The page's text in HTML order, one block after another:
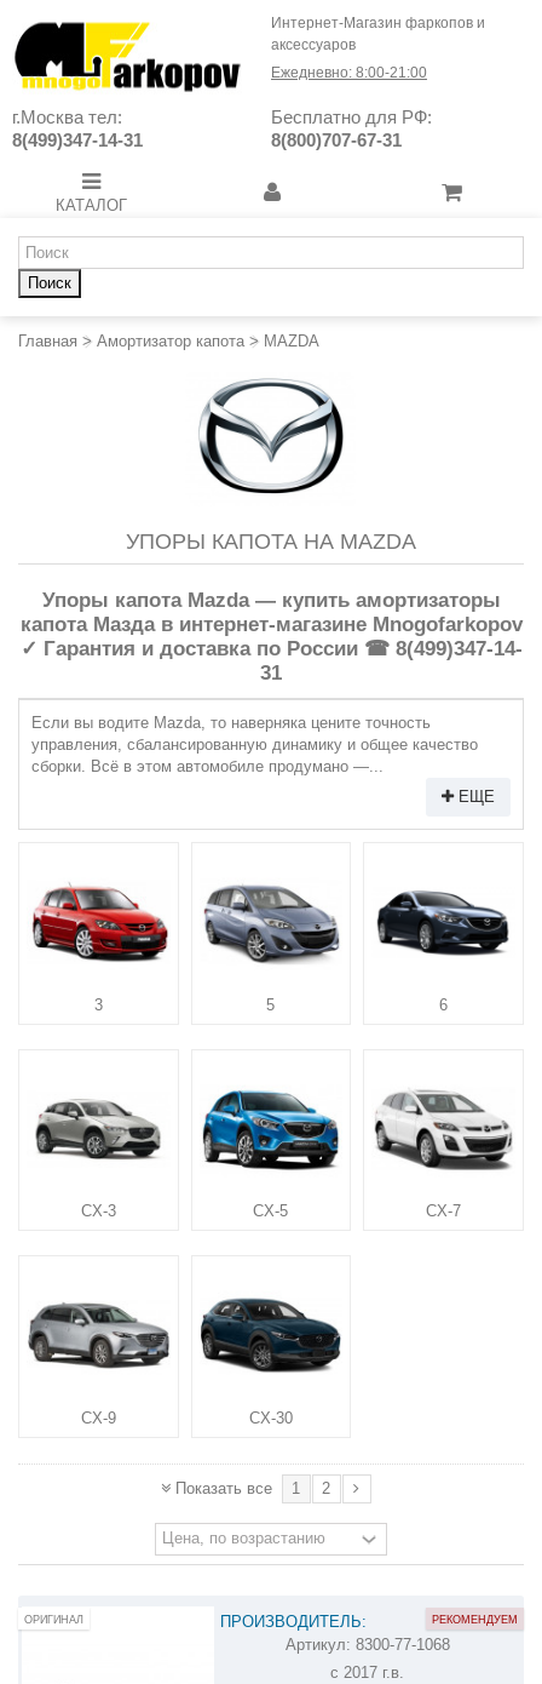
Интернет-Магазин фаркопов и
аксессуаров
Ежедневно: 8:00-21:00
г.Москва тел:
8(499)347-14-31
Бесплатно для РФ:
8(800)707-67-31
КАТАЛОГ
Поиск
Главная > Амортизатор капота > MAZDA
УПОРЫ КАПОТА НА MAZDA
Упоры капота Mazda — купить амортизаторы
капота Мазда в интернет-магазине Mnogofarkopov
✓ Гарантия и доставка по России ☎ 8(499)347-14-
31
Если вы водите Mazda, то наверняка цените точность
управления, сбалансированную динамику и общее качество
сборки. Всё в этом автомобиле продумано —...
ЕЩЕ
3 5 6
CX-3 CX-5 CX-7
CX-9 CX-30
Показать все 1 2
ПРОИЗВОДИТЕЛЬ:
АМОРТИЗАТОР (УПОР) КАПОТА НА
MAZDA CX-5 8300-77-1068
Артикул: 8300-77-1068
с 2017 г.в.
РЕКОМЕНДУЕМ
ОРИГИНАЛ